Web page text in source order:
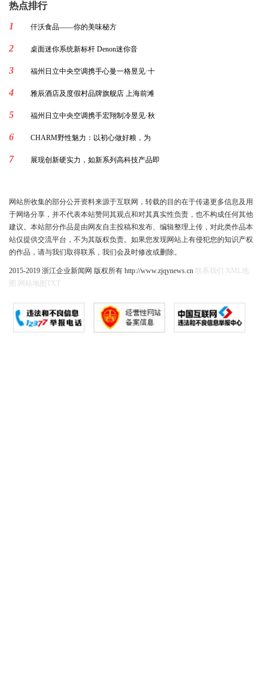
热点排行
1
仟沃食品——你的美味秘方
2 桌面迷你系统新标杆 Denon迷你音
3 福州日立中央空调携手心曼一格昱见·十
4 雅辰酒店及度假村品牌旗舰店 上海前滩
5 福州日立中央空调携手宏翔制冷昱见·秋
6 CHARM野性魅力：以初心做好粮，为
7 展现创新硬实力，如新系列高科技产品即
网站所收集的部分公开资料来源于互联网，转载的目的在于传递更多信息及用
于网络分享，并不代表本站赞同其观点和对其真实性负责，也不构成任何其他
建议。本站部分作品是由网友自主投稿和发布、编辑整理上传，对此类作品本
站仅提供交流平台，不为其版权负责。如果您发现网站上有侵犯您的知识产权
的作品，请与我们取得联系，我们会及时修改或删除。
2015-2019 浙江企业新闻网 版权所有 http://www.zjqynews.cn 联系我们
XML地
图
网站地图 TXT